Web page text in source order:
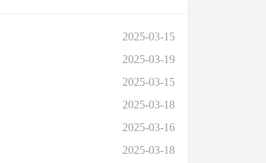
2025-03-15
2025-03-19
2025-03-15
2025-03-18
2025-03-16
2025-03-18